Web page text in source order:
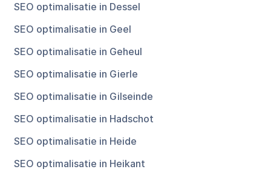
SEO optimalisatie in Dessel
SEO optimalisatie in Geel
SEO optimalisatie in Geheul
SEO optimalisatie in Gierle
SEO optimalisatie in Gilseinde
SEO optimalisatie in Hadschot
SEO optimalisatie in Heide
SEO optimalisatie in Heikant